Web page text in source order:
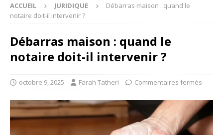
ACCUEIL JURIDIQUE
Débarras maison : quand le
notaire doit-il intervenir ?
Débarras maison : quand le
notaire doit-il intervenir ?
octobre 9, 2025 Farah Tatheri Commentaires fermés